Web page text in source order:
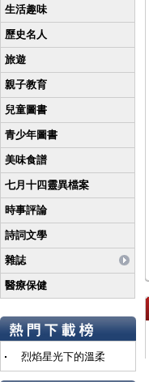
生活趣味
歷史名人
旅遊
親子教育
兒童圖書
青少年圖書
美味食譜
七月十四靈異檔案
時事評論
詩詞文學
雜誌
醫療保健
烈焰星光下的溫柔